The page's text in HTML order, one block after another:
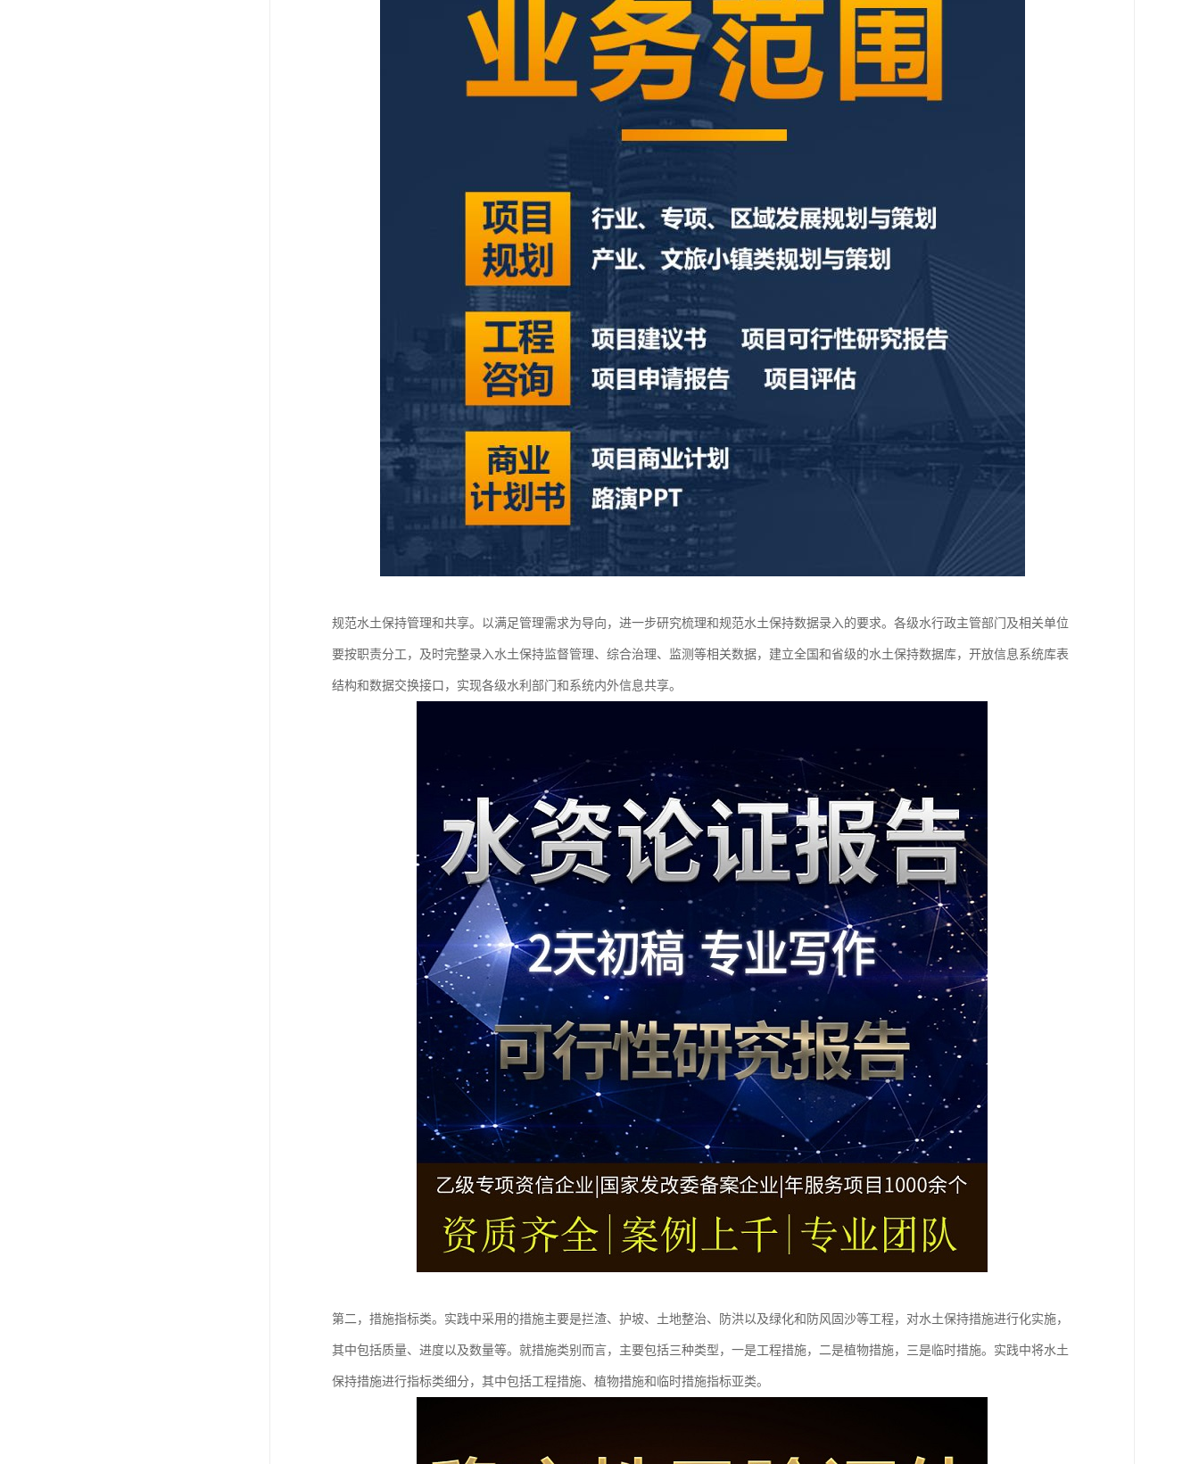
规范水土保持管理和共享。以满足管理需求为导向，进一步研究梳理和规范水土保持数据录入的要求。各级水行政主管部门及相关单位
要按职责分工，及时完整录入水土保持监督管理、综合治理、监测等相关数据，建立全国和省级的水土保持数据库，开放信息系统库表
结构和数据交换接口，实现各级水利部门和系统内外信息共享。
第二，措施指标类。实践中采用的措施主要是拦渣、护坡、土地整治、防洪以及绿化和防风固沙等工程，对水土保持措施进行化实施，
其中包括质量、进度以及数量等。就措施类别而言，主要包括三种类型，一是工程措施，二是植物措施，三是临时措施。实践中将水土
保持措施进行指标类细分，其中包括工程措施、植物措施和临时措施指标亚类。